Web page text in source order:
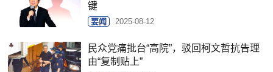
键
要闻 2025-08-12
民众党痛批台“高院”，驳回柯文哲抗告理
由“复制贴上”